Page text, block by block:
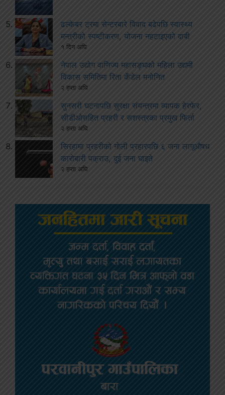
ढल्केबर ट्रमा सेन्टरबारे विवाद बढेपछि स्वास्थ्य
मन्त्रीको स्पष्टीकरण, योजना नहटाइएको दाबी
१ दिन अघि
नेपाल उद्योग वाणिज्य महासङ्घको महिला उद्यमी
विकास समितिमा रिता कँडेल मनोनित
२ हप्ता अघि
सुनसरी घटनापछि सुरक्षा संयन्त्रमा व्यापक हेरफेर,
सीडीओसहित प्रहरी र सशस्त्रका प्रमुख फिर्ता
२ हप्ता अघि
सिरहामा प्रहरीको गोली प्रहारपछि ६ जना लागूऔषध
कारोबारी पक्राउ, दुई जना घाइते
२ हप्ता अघि